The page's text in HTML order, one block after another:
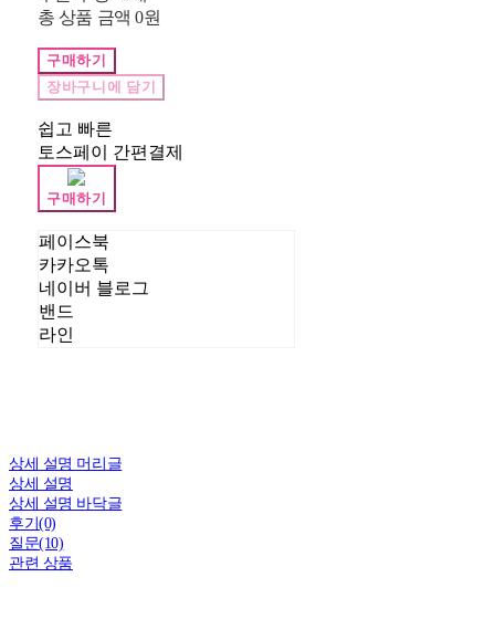
총 상품 금액 0원
구매하기
장바구니에 담기
쉽고 빠른
토스페이 간편결제
구매하기
페이스북
카카오톡
네이버 블로그
밴드
라인
상세 설명 머리글
상세 설명
상세 설명 바닥글
후기(0)
질문(10)
관련 상품